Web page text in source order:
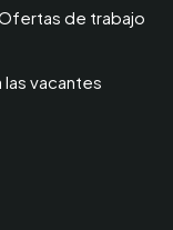
de trabajo
las vacantes